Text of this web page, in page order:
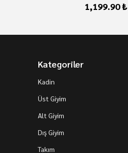
1,199.90 ₺
Kategoriler
Kadin
Üst Giyim
Alt Giyim
Dış Giyim
Takım